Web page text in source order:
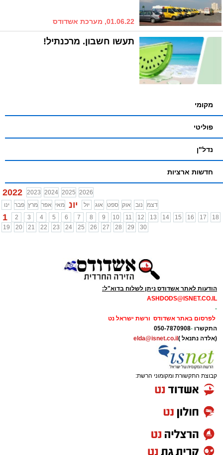
01.06.22, מערכת אשדודס
תעשו חשבון. מרכנתיל!
מקומי
פוליטי
נדל"ן
חדשות ארציות
2022 2023 2024 2025 2026
ינו
פבר מרץ אפר מאי יונ יול אוג ספט אוק נוב דצמ
1 2 3 4 5 6 7 8 9 10 11 12 13 14 15 16 17
18
19
20 21 22 23 24 25 26 27 28 29 30
הודעות לאתר אשדודס ניתן לשלוח בדוא"ל:
ASHDODS@ISNET.CO.IL
-
לפרסום באתר אשדודס ורשת ישראל נט
התקשרו -
050-7870908
(אלדה נתנאל ) elda@isnet.co.il
קבוצת התקשורת ומקומוני הרשת: